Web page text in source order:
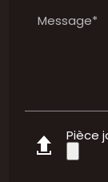
Message*
Pièce